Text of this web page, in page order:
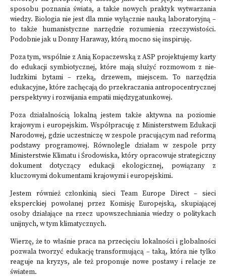
sposobu poznania świata, a także nowych praktyk wytwarzania
wiedzy. Biologia nie jest dla mnie wyłącznie nauką laboratoryjną –
to także humanistyczne narzędzie rozumienia rzeczywistości.
Podobnie jak u Donny Haraway, którą mocno się inspiruję.
Poza tym, wspólnie z Anią Kopaczewską z ASP projektujemy karty
do edukacji symbiotycznej, które mają służyć rozmowom z nie-
ludzkimi bytami – rzeką, drzewem, miejscem. To narzędzia
edukacyjne, które zachęcają do przekraczania antropocentrycznej
perspektywy i rozwijania empatii międzygatunkowej.
Poza działalnością lokalną jestem także aktywna na poziomie
krajowym i europejskim. Współpracuję z Ministerstwem Edukacji
Narodowej, gdzie uczestniczę w zespole pracującym nad reformą
podstawy programowej. Równolegle działam w zespole przy
Ministerstwie Klimatu i Środowiska, który opracowuje strategiczny
dokument dotyczący edukacji ekologicznej, powiązany z
kluczowymi dokumentami krajowymi i europejskimi.
Jestem również członkinią sieci Team Europe Direct – sieci
eksperckiej powołanej przez Komisję Europejską, skupiającej
osoby działające na rzecz upowszechniania wiedzy o politykach
unijnych, w tym klimatycznych.
Wierzę, że to właśnie praca na przecięciu lokalności i globalności
pozwala tworzyć edukację transformującą – taką, która nie tylko
reaguje na kryzys, ale też proponuje nowe postawy i relacje ze
światem.